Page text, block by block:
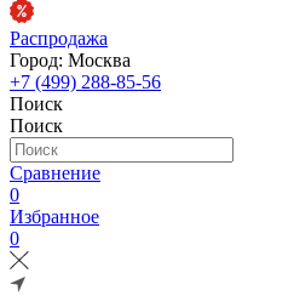
Распродажа
Город: Москва
+7 (499) 288-85-56
Поиск
Поиск
Сравнение
0
Избранное
0